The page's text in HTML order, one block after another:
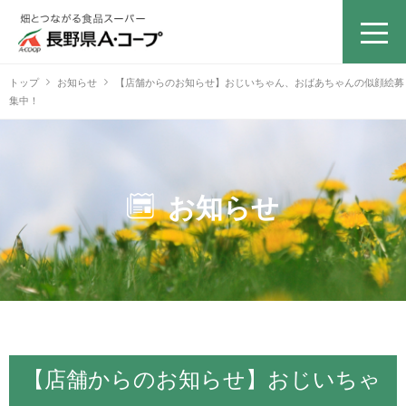
トップ お知らせ
【店舗からのお知らせ】おじいちゃん、おばあちゃんの似顔絵募
集中！
お知らせ
【店舗からのお知らせ】おじいちゃ